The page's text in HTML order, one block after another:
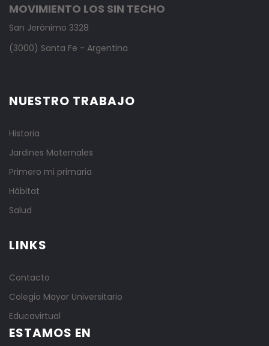
MOVIMIENTO LOS SIN TECHO
San Jerónimo 3328
(3000) Santa Fe - Argentina
NUESTRO TRABAJO
Historia
Jardines Maternales
Primero mi primaria
Hábitat
Salud
LINKS
Contacto
Colegio Mayor Universitario
Educavirtual
ESTAMOS EN